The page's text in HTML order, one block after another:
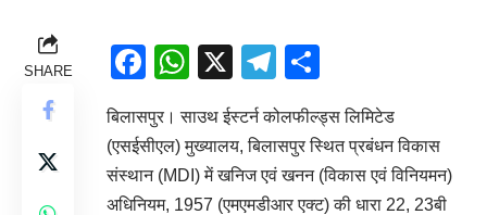
SHARE Facebook
WhatsApp
X Telegram
बिलासपुर। साउथ ईस्टर्न कोलफील्ड्स लिमिटेड
(एसईसीएल) मुख्यालय, बिलासपुर स्थित प्रबंधन विकास
संस्थान (MDI) में खनिज एवं खनन (विकास एवं विनियमन)
अधिनियम, 1957 (एमएमडीआर एक्ट) की धारा 22, 23बी